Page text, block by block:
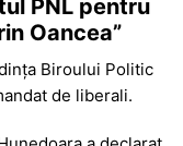
PNL pentru
Oancea”
Biroului Politic
de liberali.